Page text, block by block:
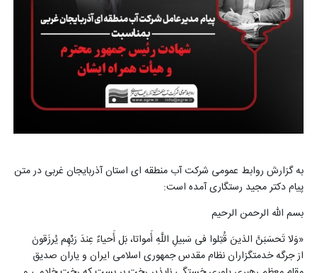
به گزارش روابط عمومی شرکت آب منطقه ای استان آذربایجان غربی در متن
پیام دکتر مجید رستگاری آمده است:
بسم الله الرحمن الرحیم
«وَلا تَحسَبَنَّ الذینَ قُتِلوا فی سَبیلِ اللَّهِ أَمواتا، بَل أَحیاءٌ عِندَ رَبِّهِم یُرزَقونَ
از جرگه خدمتگزاران نظام مقدس جمهوری اسلامی ایران و یاران صدیق